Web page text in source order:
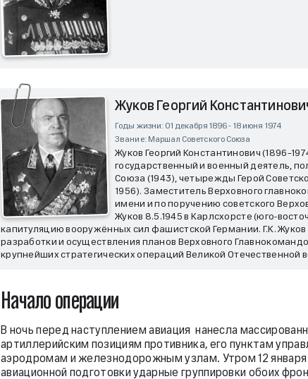
Жуков Георгий
Годы жизни: 01 декабря 1896 - 18 июня 1974
Звание: Маршал Советского Союза
Жуков Георгий Константинович
государственный и военный деятель,
Союза (1943), четырежды Герой
1956). Заместитель Верховного
имени и по поручению советского
Жуков 8.5.1945 в Карлсхорсте (юго-
капитуляцию вооружённых сил фашистской Германии. Г.К. Жуков
разработки и осуществления планов Верховного
крупнейших стратегических операций Великой Отечественной
Начало операции
В ночь перед наступлением авиация нанесла
артиллерийским позициям противника, его пунктам
аэродромам и железнодорожным узлам. Утром 12 января
авиационной подготовки ударные группировки обоих